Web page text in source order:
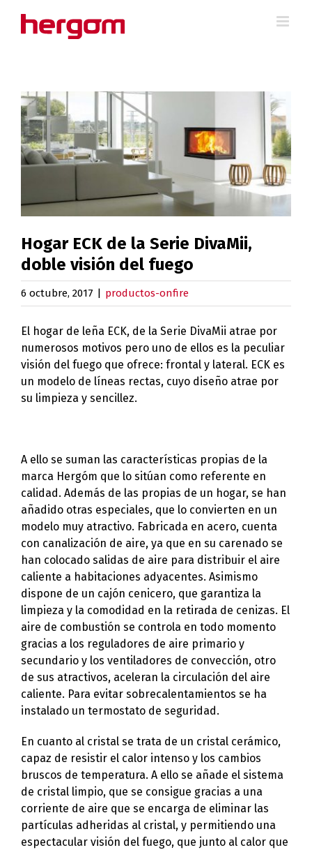
Ver
imagen
más
grande
Hogar ECK de la Serie DivaMii,
doble visión del fuego
6 octubre, 2017 productos-onfire
El hogar de leña ECK, de la Serie DivaMii atrae por
numerosos motivos pero uno de ellos es la peculiar
visión del fuego que ofrece: frontal y lateral. ECK es
un modelo de líneas rectas, cuyo diseño atrae por
su limpieza y sencillez.
A ello se suman las características propias de la
marca Hergóm que lo sitúan como referente en
calidad. Además de las propias de un hogar, se han
añadido otras especiales, que lo convierten en un
modelo muy atractivo. Fabricada en acero, cuenta
con canalización de aire, ya que en su carenado se
han colocado salidas de aire para distribuir el aire
caliente a habitaciones adyacentes. Asimismo
dispone de un cajón cenicero, que garantiza la
limpieza y la comodidad en la retirada de cenizas. El
aire de combustión se controla en todo momento
gracias a los reguladores de aire primario y
secundario y los ventiladores de convección, otro
de sus atractivos, aceleran la circulación del aire
caliente. Para evitar sobrecalentamientos se ha
instalado un termostato de seguridad.
En cuanto al cristal se trata de un cristal cerámico,
capaz de resistir el calor intenso y los cambios
bruscos de temperatura. A ello se añade el sistema
de cristal limpio, que se consigue gracias a una
corriente de aire que se encarga de eliminar las
partículas adheridas al cristal, y permitiendo una
espectacular visión del fuego, que junto al calor que